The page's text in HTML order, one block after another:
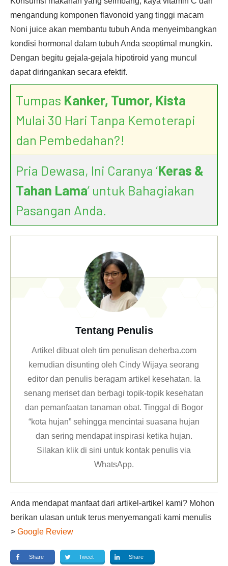
mengandung komponen flavonoid yang tinggi macam
Noni juice akan membantu tubuh Anda menyeimbangkan
kondisi hormonal dalam tubuh Anda seoptimal mungkin.
Dengan begitu gejala-gejala hipotiroid yang muncul
dapat diringankan secara efektif.
Tumpas Kanker, Tumor, Kista
Mulai 30 Hari Tanpa Kemoterapi
dan Pembedahan?!
Pria Dewasa, Ini Caranya ‘Keras &
Tahan Lama’ untuk Bahagiakan
Pasangan Anda.
Tentang Penulis
Artikel dibuat oleh tim penulisan deherba.com
kemudian disunting oleh Cindy Wijaya seorang
editor dan penulis beragam artikel kesehatan. Ia
senang meriset dan berbagi topik-topik kesehatan
dan pemanfaatan tanaman obat. Tinggal di Bogor
“kota hujan” sehingga mencintai suasana hujan
dan sering mendapat inspirasi ketika hujan.
Silakan klikdi sini untuk kontak penulis via
WhatsApp.
Anda mendapat manfaat dari artikel-artikel kami? Mohon
berikan ulasan untuk terus menyemangati kami menulis
> Google Review
Share Tweet Share